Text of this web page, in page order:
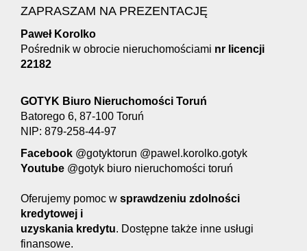
ZAPRASZAM NA PREZENTACJĘ
Paweł Korolko
Pośrednik w obrocie nieruchomościami nr licencji
22182
GOTYK Biuro Nieruchomości Toruń
Batorego 6, 87-100 Toruń
NIP: 879-258-44-97
Facebook @gotyktorun @pawel.korolko.gotyk
Youtube @gotyk biuro nieruchomości toruń
Oferujemy pomoc w sprawdzeniu zdolności
kredytowej i
uzyskania kredytu. Dostępne także inne usługi
finansowe.